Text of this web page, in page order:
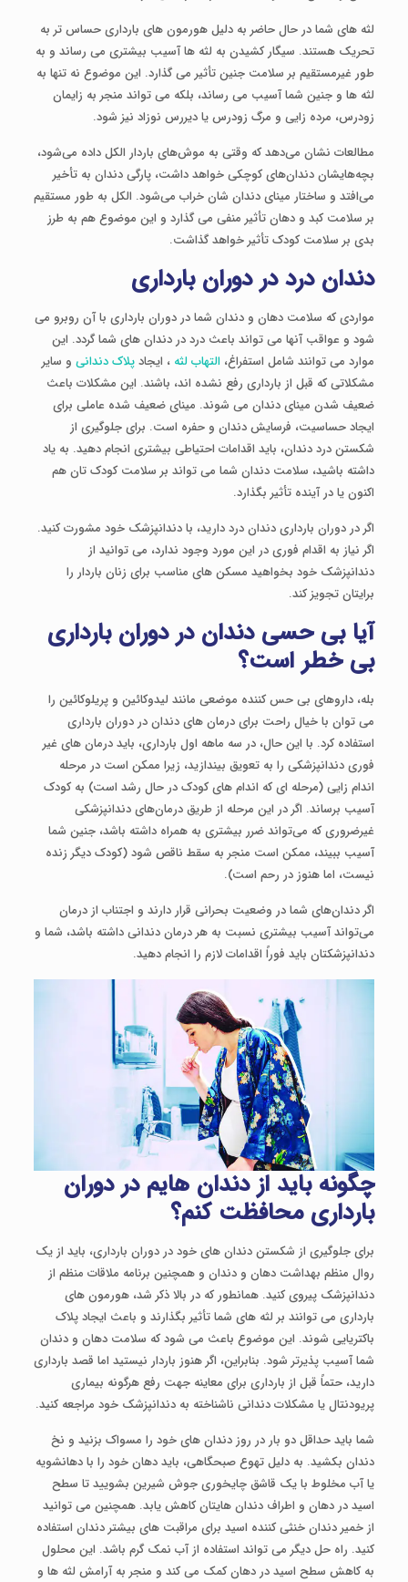
لثه های شما در حال حاضر به دلیل هورمون های بارداری حساس تر به
تحریک هستند. سیگار کشیدن به لثه ها آسیب بیشتری می رساند و به
طور غیرمستقیم بر سلامت جنین تأثیر می گذارد. این موضوع نه تنها به
لثه ها و جنین شما آسیب می رساند، بلکه می تواند منجر به زایمان
زودرس، مرده زایی و مرگ زودرس یا دیررس نوزاد نیز شود.
مطالعات نشان می‌دهد که وقتی به موش‌های باردار الکل داده می‌شود،
بچه‌هایشان دندان‌های کوچکی خواهد داشت، پارگی دندان به تأخیر
می‌افتد و ساختار مینای دندان شان خراب می‌شود. الکل به طور مستقیم
بر سلامت کبد و دهان تأثیر منفی می گذارد و این موضوع هم به طرز
بدی بر سلامت کودک تأثیر خواهد گذاشت.
دندان درد در دوران بارداری
مواردی که سلامت دهان و دندان شما در دوران بارداری با آن روبرو می
شود و عواقب آنها می تواند باعث درد در دندان های شما گردد. این
موارد می توانند شامل استفراغ، التهاب لثه ، ایجادپلاک دندانیو سایر
مشکلاتی که قبل از بارداری رفع نشده اند، باشند. این مشکلات باعث
ضعیف شدن مینای دندان می شوند. مینای ضعیف شده عاملی برای
ایجاد حساسیت، فرسایش دندان و حفره است. برای جلوگیری از
شکستن درد دندان، باید اقدامات احتیاطی بیشتری انجام دهید. به یاد
داشته باشید، سلامت دندان شما می تواند بر سلامت کودک تان هم
اکنون یا در آینده تأثیر بگذارد.
اگر در دوران بارداری دندان درد دارید، با دندانپزشک خود مشورت کنید.
اگر نیاز به اقدام فوری در این مورد وجود ندارد، می توانید از
دندانپزشک خود بخواهید مسکن های مناسب برای زنان باردار را
برایتان تجویز کند.
آیا بی حسی دندان در دوران بارداری
بی خطر است؟
بله، داروهای بی حس کننده موضعی مانند لیدوکائین و پریلوکائین را
می توان با خیال راحت برای درمان های دندان در دوران بارداری
استفاده کرد. با این حال، در سه ماهه اول بارداری، باید درمان های غیر
فوری دندانپزشکی را به تعویق بیندازید، زیرا ممکن است در مرحله
اندام زایی (مرحله ای که اندام های کودک در حال رشد است) به کودک
آسیب برساند. اگر در این مرحله از طریق درمان‌های دندانپزشکی
غیرضروری که می‌تواند ضرر بیشتری به همراه داشته باشد، جنین شما
آسیب ببیند، ممکن است منجر به سقط ناقص شود (کودک دیگر زنده
نیست، اما هنوز در رحم است).
اگر دندان‌های شما در وضعیت بحرانی قرار دارند و اجتناب از درمان
می‌تواند آسیب بیشتری نسبت به هر درمان دندانی داشته باشد، شما و
دندانپزشکتان باید فوراً اقدامات لازم را انجام دهید.
چگونه باید از دندان هایم در دوران
بارداری محافظت کنم؟
برای جلوگیری از شکستن دندان های خود در دوران بارداری، باید از یک
روال منظم بهداشت دهان و دندان و همچنین برنامه ملاقات منظم از
دندانپزشک پیروی کنید. همانطور که در بالا ذکر شد، هورمون های
بارداری می توانند بر لثه های شما تأثیر بگذارند و باعث ایجاد پلاک
باکتریایی شوند. این موضوع باعث می شود که سلامت دهان و دندان
شما آسیب پذیرتر شود. بنابراین، اگر هنوز باردار نیستید اما قصد بارداری
دارید، حتماً قبل از بارداری برای معاینه جهت رفع هرگونه بیماری
پریودنتال یا مشکلات دندانی ناشناخته به دندانپزشک خود مراجعه کنید.
شما باید حداقل دو بار در روز دندان های خود را مسواک بزنید و نخ
دندان بکشید. به دلیل تهوع صبحگاهی، باید دهان خود را با دهانشویه
یا آب مخلوط با یک قاشق چایخوری جوش شیرین بشویید تا سطح
اسید در دهان و اطراف دندان هایتان کاهش یابد. همچنین می توانید
از خمیر دندان خنثی کننده اسید برای مراقبت های بیشتر دندان استفاده
کنید. راه حل دیگر می تواند استفاده از آب نمک گرم باشد. این محلول
به کاهش سطح اسید در دهان کمک می کند و منجر به آرامش لثه ها و